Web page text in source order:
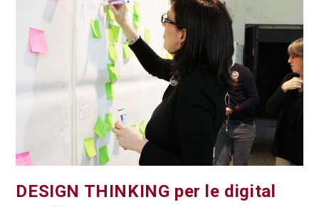
DESIGN THINKING per le digital